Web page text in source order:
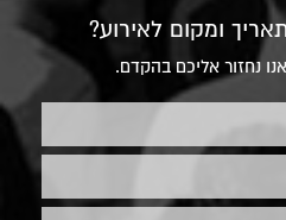
תאריך ומקום לאירוע?
נחזור אליכם בהקדם.